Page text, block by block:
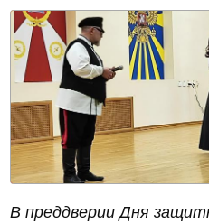
В преддверии Дня